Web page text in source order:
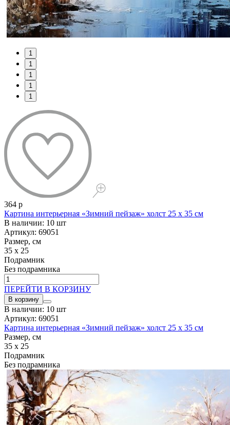
1
1
1
1
1
364 р
Картина интерьерная «Зимний пейзаж» холст 25 x 35 см
В наличии: 10 шт
Артикул: 69051
Размер, см
35 x 25
Подрамник
Без подрамника
ПЕРЕЙТИ В КОРЗИНУ
В корзину
В наличии: 10 шт
Артикул: 69051
Картина интерьерная «Зимний пейзаж» холст 25 x 35 см
Размер, см
35 x 25
Подрамник
Без подрамника